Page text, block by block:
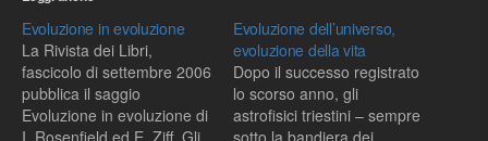
Evoluzione in evoluzione
La Rivista dei Libri,
fascicolo di settembre 2006
pubblica il saggio
Evoluzione in evoluzione di
I. Rosenfield ed E. Ziff. Gli
Evoluzione dell’universo,
evoluzione della vita
Dopo il successo registrato
lo scorso anno, gli
astrofisici triestini – sempre
sotto la bandiera dei